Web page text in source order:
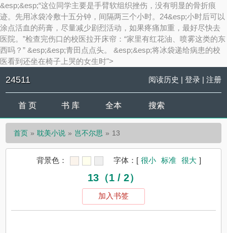
&esp;&esp;“这位同学主要是手臂软组织挫伤，没有明显的骨折痕
迹。先用冰袋冷敷十五分钟，间隔两三个小时。24&esp;小时后可以
涂点活血的药膏，尽量减少剧烈活动，如果疼痛加重，最好尽快去
医院。”检查完伤口的校医拉开床帘：“家里有红花油、喷雾这类的东
西吗？” &esp;&esp;青田点点头。 &esp;&esp;将冰袋递给病患的校
医看到还坐在椅子上哭的女生时">
24511 阅读历史 | 登录| 注册
首 页 书 库 全本 搜索
首页 耽美小说 岂不尔思 13
背景色： 字体： [ 很小 标准 很大 ]
13（1 / 2）
加入书签